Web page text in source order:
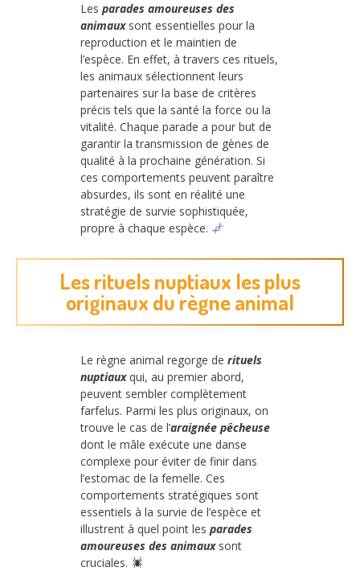
Les parades amoureuses des
animauxsont essentielles pour la
reproduction et le maintien de
l’espèce. En effet, à travers ces rituels,
les animaux sélectionnent leurs
partenaires sur la base de critères
précis tels que la santé la force ou la
vitalité. Chaque parade a pour but de
garantir la transmission de gènes de
qualité à la prochaine génération. Si
ces comportements peuvent paraître
absurdes, ils sont en réalité une
stratégie de survie sophistiquée,
propre à chaque espèce.
Les rituels nuptiaux les plus
originaux du règne animal
Le règne animal regorge de rituels
nuptiauxqui, au premier abord,
peuvent sembler complètement
farfelus. Parmi les plus originaux, on
trouve le cas de l’araignée pêcheuse
dont le mâle exécute une danse
complexe pour éviter de finir dans
l’estomac de la femelle. Ces
comportements stratégiques sont
essentiels à la survie de l’espèce et
illustrent à quel point les parades
amoureuses des animauxsont
cruciales.